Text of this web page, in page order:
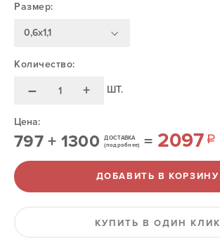
Размер:
0,6х1,1
Количество:
– + ШТ.
Цена:
797+ 1300ДОСТАВКА
(подробнее)
= 2097
ДОБАВИТЬ В КОРЗИНУ
КУПИТЬ В ОДИН КЛИК